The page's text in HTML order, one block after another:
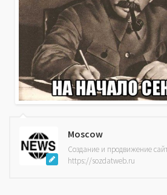
Moscow
Создание и продвижение
https://sozdatweb.ru